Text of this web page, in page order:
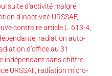
d'activité malgré
d'inactivité URSSAF,
contraire article L. 613-4
radiation auto-
d'office au 31
indépendant sans chiffre
URSSAF, radiation micro-